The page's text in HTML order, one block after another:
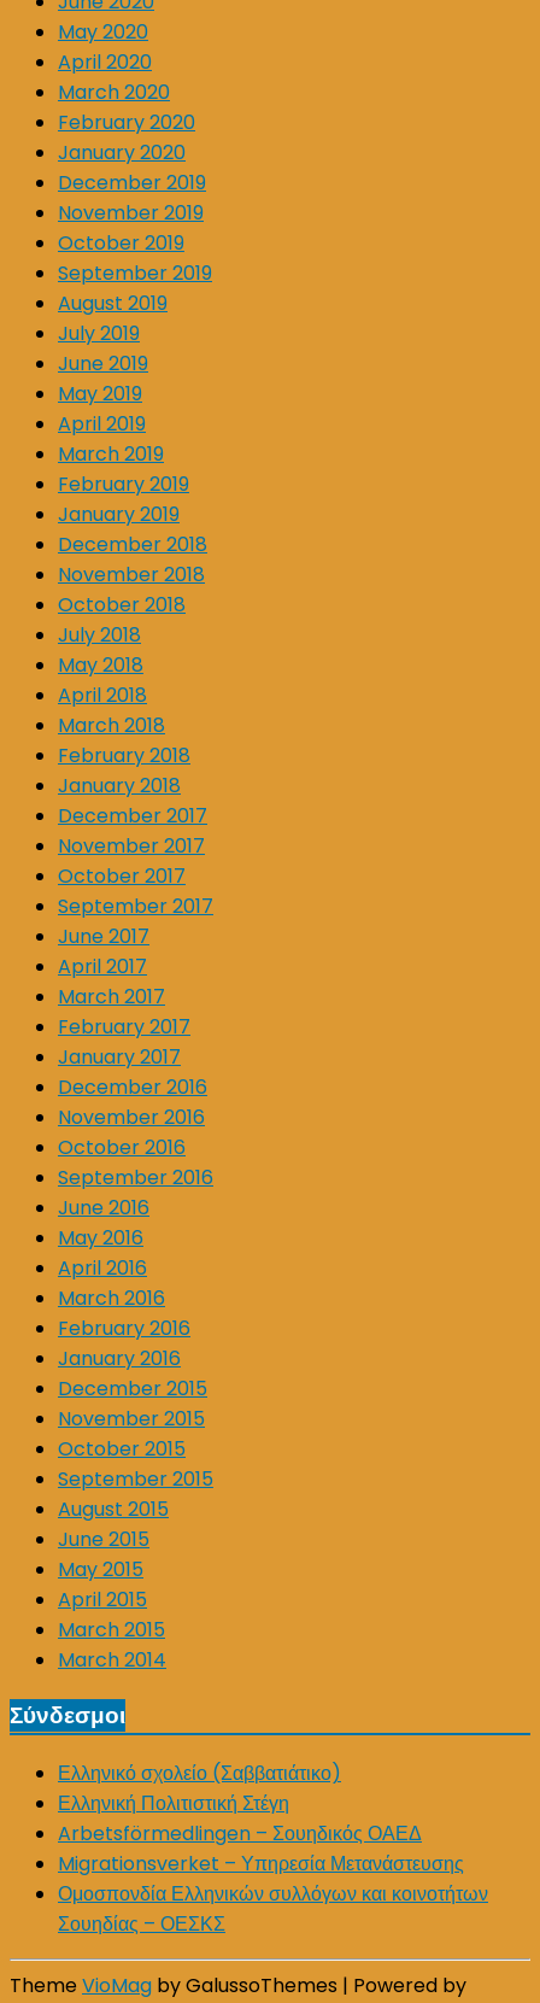
May 2020
April 2020
March 2020
February 2020
January 2020
December 2019
November 2019
October 2019
September 2019
August 2019
July 2019
June 2019
May 2019
April 2019
March 2019
February 2019
January 2019
December 2018
November 2018
October 2018
July 2018
May 2018
April 2018
March 2018
February 2018
January 2018
December 2017
November 2017
October 2017
September 2017
June 2017
April 2017
March 2017
February 2017
January 2017
December 2016
November 2016
October 2016
September 2016
June 2016
May 2016
April 2016
March 2016
February 2016
January 2016
December 2015
November 2015
October 2015
September 2015
August 2015
June 2015
May 2015
April 2015
March 2015
March 2014
Σύνδεσμοι
Ελληνικό σχολείο (Σαββατιάτικο)
Ελληνική Πολιτιστική Στέγη
Arbetsförmedlingen – Σουηδικός ΟΑΕΔ
Migrationsverket – Υπηρεσία Μετανάστευσης
Ομοσπονδία Ελληνικών συλλόγων και κοινοτήτων
Σουηδίας – ΟΕΣΚΣ
ThemeVioMag by GalussoThemes | Powered by